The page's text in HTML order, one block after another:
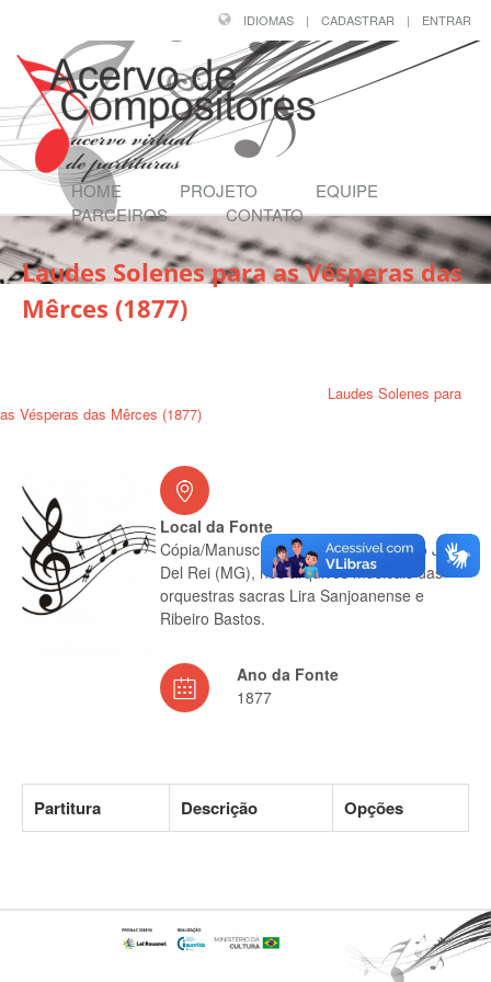
IDIOMAS | CADASTRAR | ENTRAR
HOME PROJETO
EQUIPE
PARCEIROS
CONTATO
Laudes Solenes para as Vésperas das
Mêrces (1877)
Laudes Solenes para
as Vésperas das Mêrces (1877)
Local da Fonte
Cópia/Manuscrito encontra-se em São João
Del Rei (MG), nos arquivos musicais das
orquestras sacras Lira Sanjoanense e
Ribeiro Bastos.
Ano da Fonte
1877
Partitura Descrição Opções